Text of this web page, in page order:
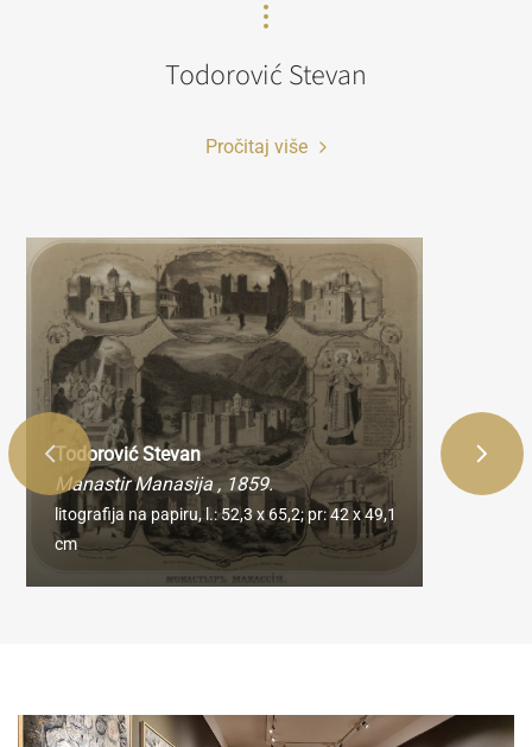
Todorović Stevan
Pročitaj više
Todorović Stevan
Manastir Manasija , 1859.
litografija na papiru, l.: 52,3 x 65,2; pr: 42 x 49,1
cm